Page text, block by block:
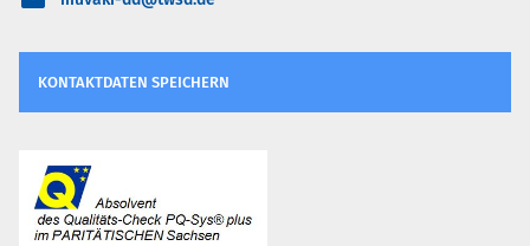
KONTAKTDATEN SPEICHERN